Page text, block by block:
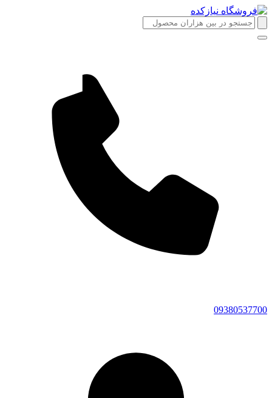
09380537700